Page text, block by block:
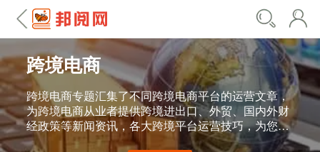
跨境电商
跨境电商专题汇集了不同跨境电商平台的运营文章，
为跨境电商从业者提供跨境进出口、外贸、国内外财
经政策等新闻资讯，各大跨境平台运营技巧，为您在
跨境电商工作中提供帮助。